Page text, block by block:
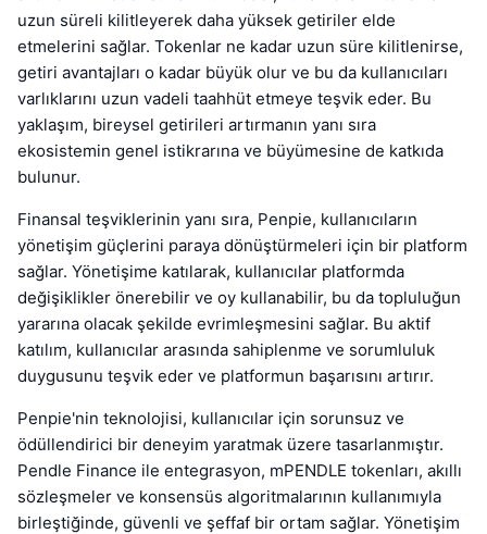
uzun süreli kilitleyerek daha yüksek getiriler elde
etmelerini sağlar. Tokenlar ne kadar uzun süre kilitlenirse,
getiri avantajları o kadar büyük olur ve bu da kullanıcıları
varlıklarını uzun vadeli taahhüt etmeye teşvik eder. Bu
yaklaşım, bireysel getirileri artırmanın yanı sıra
ekosistemin genel istikrarına ve büyümesine de katkıda
bulunur.
Finansal teşviklerinin yanı sıra, Penpie, kullanıcıların
yönetişim güçlerini paraya dönüştürmeleri için bir platform
sağlar. Yönetişime katılarak, kullanıcılar platformda
değişiklikler önerebilir ve oy kullanabilir, bu da topluluğun
yararına olacak şekilde evrimleşmesini sağlar. Bu aktif
katılım, kullanıcılar arasında sahiplenme ve sorumluluk
duygusunu teşvik eder ve platformun başarısını artırır.
Penpie'nin teknolojisi, kullanıcılar için sorunsuz ve
ödüllendirici bir deneyim yaratmak üzere tasarlanmıştır.
Pendle Finance ile entegrasyon, mPENDLE tokenları, akıllı
sözleşmeler ve konsensüs algoritmalarının kullanımıyla
birleştiğinde, güvenli ve şeffaf bir ortam sağlar. Yönetişim